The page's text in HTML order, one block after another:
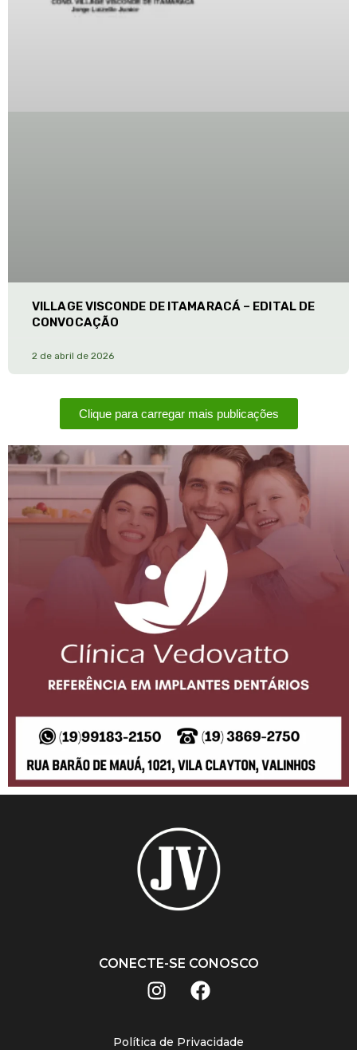
VILLAGE VISCONDE DE ITAMARACÁ – EDITAL DE
CONVOCAÇÃO
2 de abril de 2026
Clique para carregar mais publicações
CONECTE-SE CONOSCO
Política de Privacidade